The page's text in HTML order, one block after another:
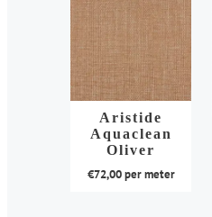
heeft
meerdere
variaties.
Deze
optie
gekozen
Aristide
Aquaclean
Oliver
€72,00per meter